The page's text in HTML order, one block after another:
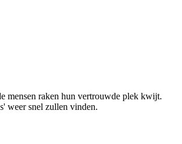
mensen raken hun vertrouwde plek kwijt.
weer snel zullen vinden.